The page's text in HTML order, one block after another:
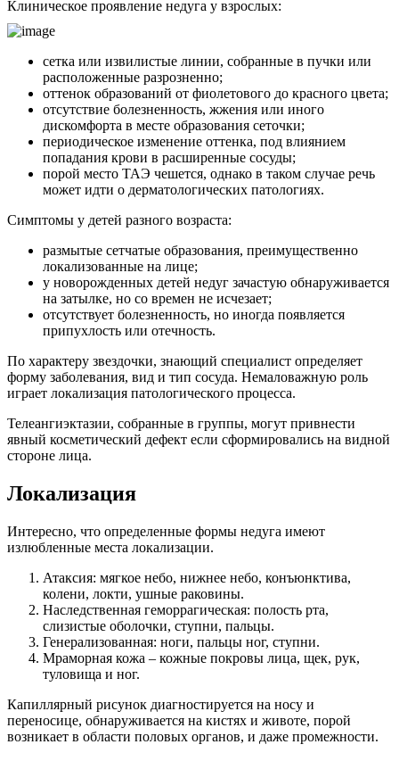
Клиническое проявление недуга у взрослых:
сетка или извилистые линии, собранные в пучки или
расположенные разрозненно;
оттенок образований от фиолетового до красного цвета;
отсутствие болезненность, жжения или иного
дискомфорта в месте образования сеточки;
периодическое изменение оттенка, под влиянием
попадания крови в расширенные сосуды;
порой место ТАЭ чешется, однако в таком случае речь
может идти о дерматологических патологиях.
Симптомы у детей разного возраста:
размытые сетчатые образования, преимущественно
локализованные на лице;
у новорожденных детей недуг зачастую обнаруживается
на затылке, но со времен не исчезает;
отсутствует болезненность, но иногда появляется
припухлость или отечность.
По характеру звездочки, знающий специалист определяет
форму заболевания, вид и тип сосуда. Немаловажную роль
играет локализация патологического процесса.
Телеангиэктазии, собранные в группы, могут привнести
явный косметический дефект если сформировались на видной
стороне лица.
Локализация
Интересно, что определенные формы недуга имеют
излюбленные места локализации.
Атаксия: мягкое небо, нижнее небо, конъюнктива,
колени, локти, ушные раковины.
Наследственная геморрагическая: полость рта,
слизистые оболочки, ступни, пальцы.
Генерализованная: ноги, пальцы ног, ступни.
Мраморная кожа – кожные покровы лица, щек, рук,
туловища и ног.
Капиллярный рисунок диагностируется на носу и
переносице, обнаруживается на кистях и животе, порой
возникает в области половых органов, и даже промежности.